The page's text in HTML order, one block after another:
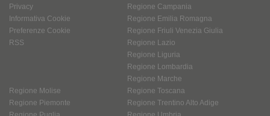
Privacy
Informativa Cookie
Preferenze Cookie
RSS
Regione Campania
Regione Emilia Romagna
Regione Friuli Venezia Giulia
Regione Lazio
Regione Liguria
Regione Lombardia
Regione Marche
Regione Molise
Regione Piemonte
Regione Toscana
Regione Trentino Alto Adige